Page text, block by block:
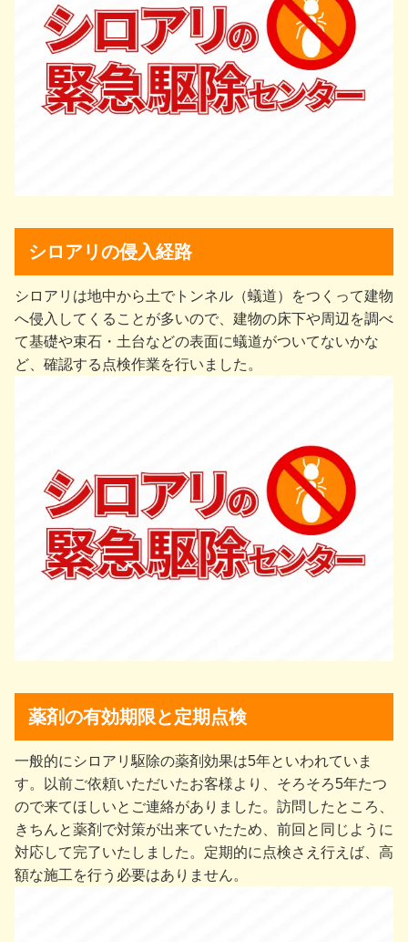
シロアリの侵入経路
シロアリは地中から⼟でトンネル（蟻道）をつくって建物
へ侵⼊してくることが多いので、建物の床下や周辺を調べ
て基礎や束⽯・⼟台などの表⾯に蟻道がついてないかな
ど、確認する点検作業を行いました。
薬剤の有効期限と定期点検
一般的にシロアリ駆除の薬剤効果は5年といわれていま
す。以前ご依頼いただいたお客様より、そろそろ5年たつ
ので来てほしいとご連絡がありました。訪問したところ、
きちんと薬剤で対策が出来ていたため、前回と同じように
対応して完了いたしました。定期的に点検さえ行えば、高
額な施工を行う必要はありません。